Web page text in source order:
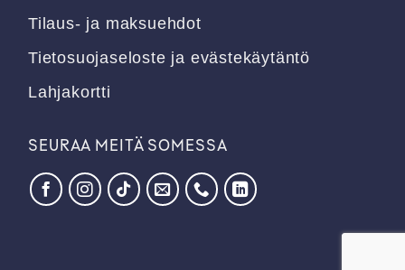
Tilaus- ja maksuehdot
Tietosuojaseloste ja evästekäytäntö
Lahjakortti
SEURAA MEITÄ SOMESSA